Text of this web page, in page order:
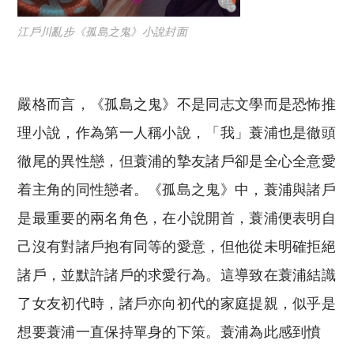
江戶川亂步《孤島之鬼》小說封面
嚴格而言，《孤島之鬼》不是同志文學而是恐怖推
理小說，作為第一人稱小說，「我」蓑浦也是徹頭
徹尾的異性戀，但蓑浦的摯友諸戶卻是全心全意愛
着主角的同性戀者。《孤島之鬼》中，蓑浦與諸戶
是最重要的兩名角色，在小說開首，蓑浦便表明自
己沒有對諸戶抱有同等的愛意，但他從未明確拒絕
諸戶，並默許諸戶的求愛行為。這導致在蓑浦結識
了女友初代時，諸戶亦向初代的家庭提親，似乎是
想要蓑浦一直保持單身的下策。蓑浦為此感到憤